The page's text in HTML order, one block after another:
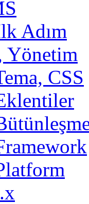
Adım
Yönetim
CSS